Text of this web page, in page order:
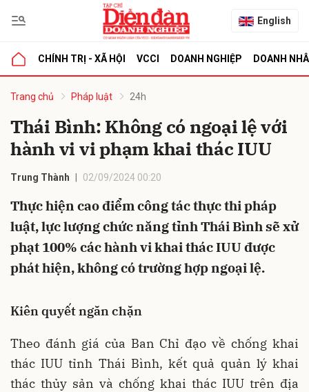
English
CHÍNH TRỊ - XÃ HỘI VCCI DOANH NGHIỆP DOANH
Trang chủ Pháp luật 24h
Thái Bình: Không có ngoại lệ với
hành vi vi phạm khai thác IUU
Trung Thành 02/09/2024 00:20
Thực hiện cao điểm công tác thực thi pháp
luật, lực lượng chức năng tỉnh Thái Bình sẽ xử
phạt 100% các hành vi khai thác IUU được
phát hiện, không có trường hợp ngoại lệ.
Kiên quyết ngăn chặn
Theo đánh giá của Ban Chỉ đạo về chống khai
thác IUU tỉnh Thái Bình, kết quả quản lý khai
thác thủy sản và chống khai thác IUU trên địa
luận
Hủy